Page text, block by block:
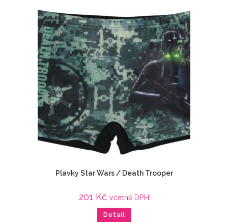
Plavky Star Wars / Death Trooper
201 Kč včetně DPH
Detail